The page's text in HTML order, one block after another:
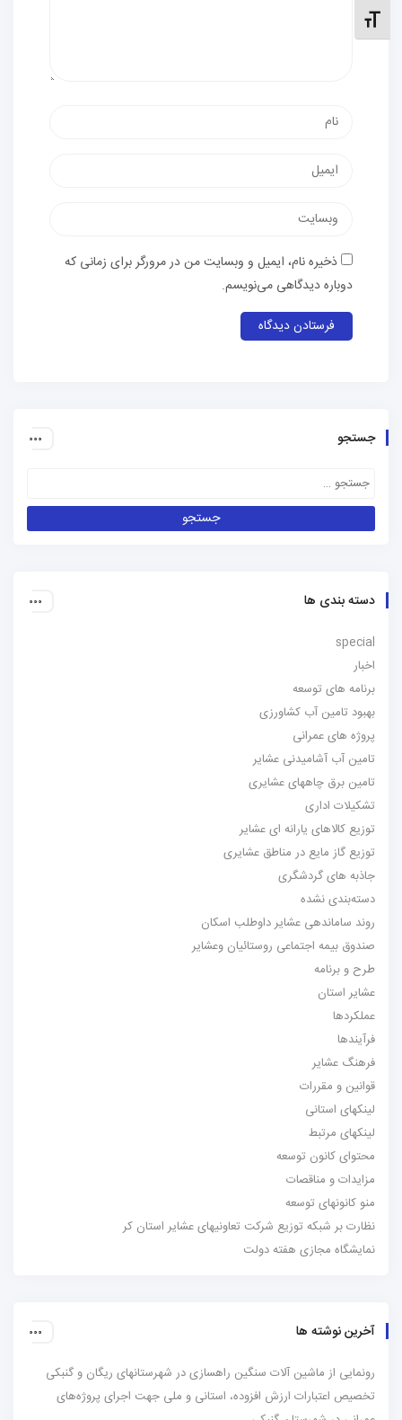
تنظیم اندازهٔ فونت
وب‌سایت
ذخیره نام، ایمیل و وبسایت من در مرورگر برای زمانی که
دوباره دیدگاهی می‌نویسم.
جستجو
دسته بندی ها
special
اخبار
برنامه های توسعه
بهبود تامین آب کشاورزی
پروژه های عمرانی
تامین آب آشامیدنی عشایر
تامین برق چاههای عشایری
تشکیلات اداری
توزیع کالاهای یارانه ای عشایر
توزیع گاز مایع در مناطق عشایری
جاذبه های گردشگری
دسته‌بندی نشده
روند ساماندهی عشایر داوطلب اسکان
صندوق بیمه اجتماعی روستائیان وعشایر
طرح و برنامه
عشایر استان
عملکردها
فرآیندها
فرهنگ عشایر
قوانین و مقررات
لینکهای استانی
لینکهای مرتبط
محتوای کانون توسعه
مزایدات و مناقصات
منو کانونهای توسعه
نظارت بر شبکه توزیع شرکت تعاونیهای عشایر استان کر
نمایشگاه مجازی هفته دولت
آخرین نوشته ها
رونمایی از ماشین آلات سنگین راهسازی در شهرستانهای ریگان و گنبکی
تخصیص اعتبارات ارزش افزوده، استانی و ملی جهت اجرای پروژه‌های